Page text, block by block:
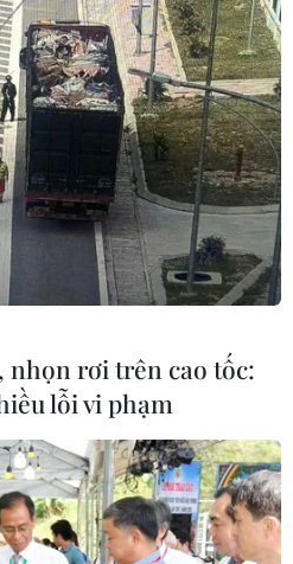
nhọn rơi trên cao tốc:
lỗi vi phạm